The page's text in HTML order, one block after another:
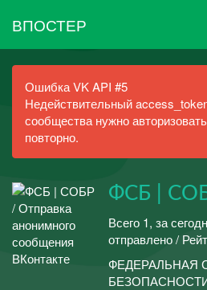
ВПОСТЕР
Ошибка VK API #5
Недействительный
сообщества нужно
повторно.
ФСБ |
Всего 1, за
отправлено /
ФЕДЕРАЛЬНАЯ